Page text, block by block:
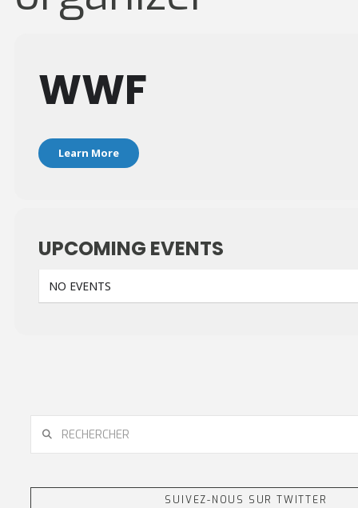
WWF
Learn More
UPCOMING EVENTS
NO EVENTS
SUIVEZ-NOUS SUR TWITTER